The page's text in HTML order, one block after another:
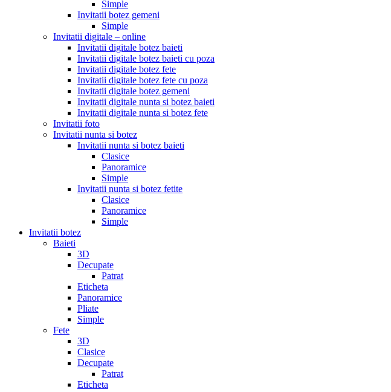
Simple
Invitatii botez gemeni
Simple
Invitatii digitale – online
Invitatii digitale botez baieti
Invitatii digitale botez baieti cu poza
Invitatii digitale botez fete
Invitatii digitale botez fete cu poza
Invitatii digitale botez gemeni
Invitatii digitale nunta si botez baieti
Invitatii digitale nunta si botez fete
Invitatii foto
Invitatii nunta si botez
Invitatii nunta si botez baieti
Clasice
Panoramice
Simple
Invitatii nunta si botez fetite
Clasice
Panoramice
Simple
Invitatii botez
Baieti
3D
Decupate
Patrat
Eticheta
Panoramice
Pliate
Simple
Fete
3D
Clasice
Decupate
Patrat
Eticheta